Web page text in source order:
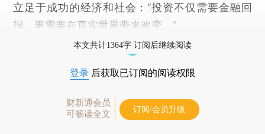
立足于成功的经济和社会：“投资不仅需要金融回
报，更需要在真实世界带来改变。”
本文共计1364字 订阅后继续阅读
登录 后获取已订阅的阅读权限
财新通会员
可畅读全文
订阅/会员升级